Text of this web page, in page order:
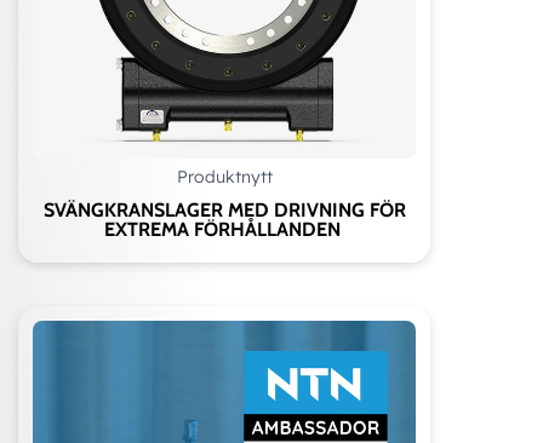
Produktnytt
SVÄNGKRANSLAGER MED DRIVNING FÖR
EXTREMA FÖRHÅLLANDEN